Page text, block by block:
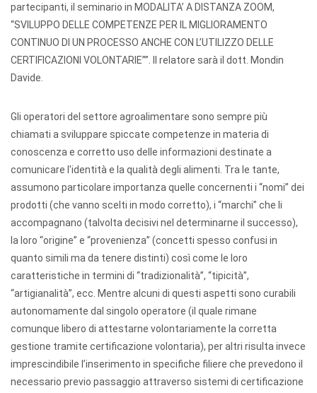
partecipanti, il seminario in MODALITA’ A DISTANZA ZOOM,
“SVILUPPO DELLE COMPETENZE PER IL MIGLIORAMENTO
CONTINUO DI UN PROCESSO ANCHE CON L’UTILIZZO DELLE
CERTIFICAZIONI VOLONTARIE””. Il relatore sarà il dott. Mondin
Davide.
Gli operatori del settore agroalimentare sono sempre più
chiamati a sviluppare spiccate competenze in materia di
conoscenza e corretto uso delle informazioni destinate a
comunicare l'identità e la qualità degli alimenti. Tra le tante,
assumono particolare importanza quelle concernenti i “nomi” dei
prodotti (che vanno scelti in modo corretto), i “marchi” che li
accompagnano (talvolta decisivi nel determinarne il successo),
la loro “origine” e “provenienza” (concetti spesso confusi in
quanto simili ma da tenere distinti) così come le loro
caratteristiche in termini di “tradizionalità”, “tipicità”,
“artigianalità”, ecc. Mentre alcuni di questi aspetti sono curabili
autonomamente dal singolo operatore (il quale rimane
comunque libero di attestarne volontariamente la corretta
gestione tramite certificazione volontaria), per altri risulta invece
imprescindibile l’inserimento in specifiche filiere che prevedono il
necessario previo passaggio attraverso sistemi di certificazione